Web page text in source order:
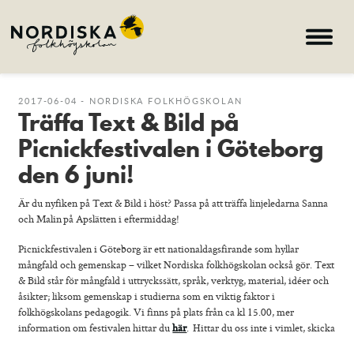
Hem
Kurser
Om skolan
Nyheter
Konferens & B&B
Nordiska deltagare
search
Allmän kurs
2017-06-04 - NORDISKA FOLKHÖGSKOLAN
Träffa Text & Bild på
Picnickfestivalen i Göteborg
den 6 juni!
Är du nyfiken på Text & Bild i höst? Passa på att träffa linjeledarna Sanna
och Malin på Apslätten i eftermiddag!
Picnickfestivalen i Göteborg är ett nationaldagsfirande som hyllar
mångfald och gemenskap – vilket Nordiska folkhögskolan också gör. Text
& Bild står för mångfald i uttryckssätt, språk, verktyg, material, idéer och
åsikter; liksom gemenskap i studierna som en viktig faktor i
folkhögskolans pedagogik. Vi finns på plats från ca kl 15.00, mer
information om festivalen hittar duhär. Hittar du oss inte i vimlet, skicka